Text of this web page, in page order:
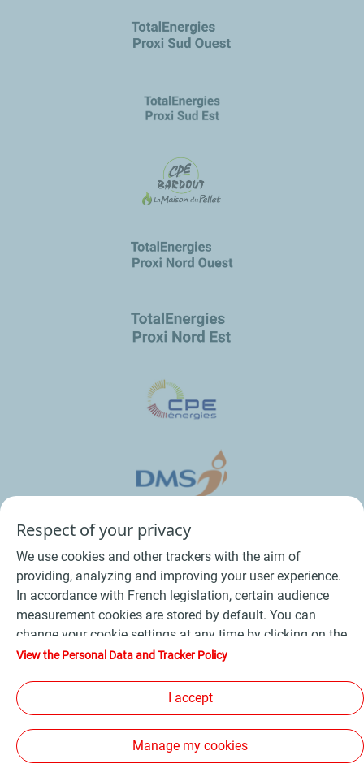
Conditions Générales de Vente Bois
Conditions Générales d’Utilisation
Cookies - Plan du site -
Les sites de la compagnie TotalEnergies
Respect of your privacy
We use cookies and other trackers with the aim of
providing, analyzing and improving your user experience.
In accordance with French legislation, certain audience
measurement cookies are stored by default. You can
change your cookie settings at any time by clicking on the
"Manage my cookies" button. By clicking on the "Accept"
device. If you click on "Decline", only the technical cookies
required for the site to function correctly will be used. For
more information, refer to the "Personal Data and Tracker
Policy" page.
View the Personal Data and Tracker Policy
I accept
Manage my cookies